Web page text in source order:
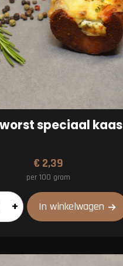
speciaal kaas
€ 2,39
per 100 gram
+ In winkelwagen